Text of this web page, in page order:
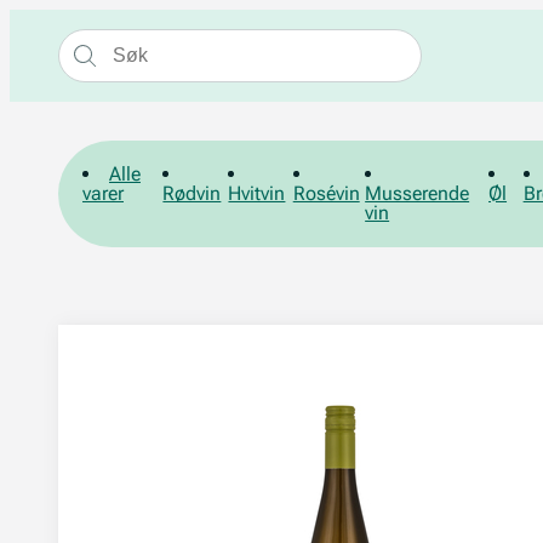
Alle
varer
Rødvin Hvitvin Rosévin Musserende
vin
Øl